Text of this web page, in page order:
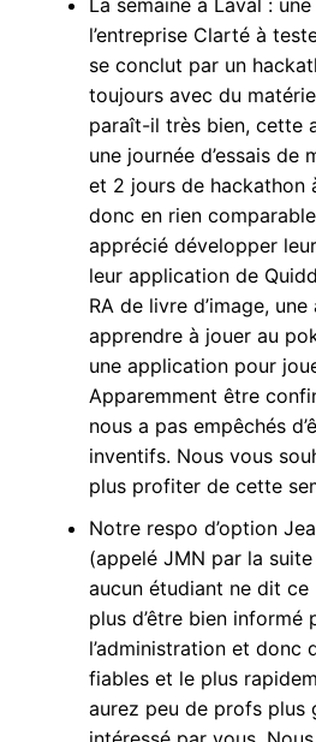
La semaine à Laval :
l’entreprise Clarté à
se conclut par un
toujours avec du
paraît-il très bien, cette
une journée d’essais de
et 2 jours de hackathon
donc en rien
apprécié développer
leur application de
RA de livre d’image,
apprendre à jouer au
une application pour
Apparemment être
nous a pas empêchés
inventifs. Nous vous
plus profiter de cette
Notre respo d’option
(appelé JMN par la
aucun étudiant ne dit ce
plus d’être bien informé
l’administration et donc
fiables et le plus
aurez peu de profs plus